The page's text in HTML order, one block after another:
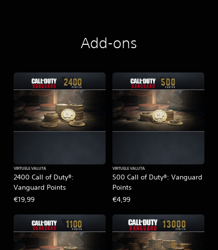
Add-ons
2400 Call of Duty®:
Vanguard Points
VIRTUELE VALUTA
€19,99
500 Call of Duty®: Vanguard
Points
VIRTUELE VALUTA
€4,99